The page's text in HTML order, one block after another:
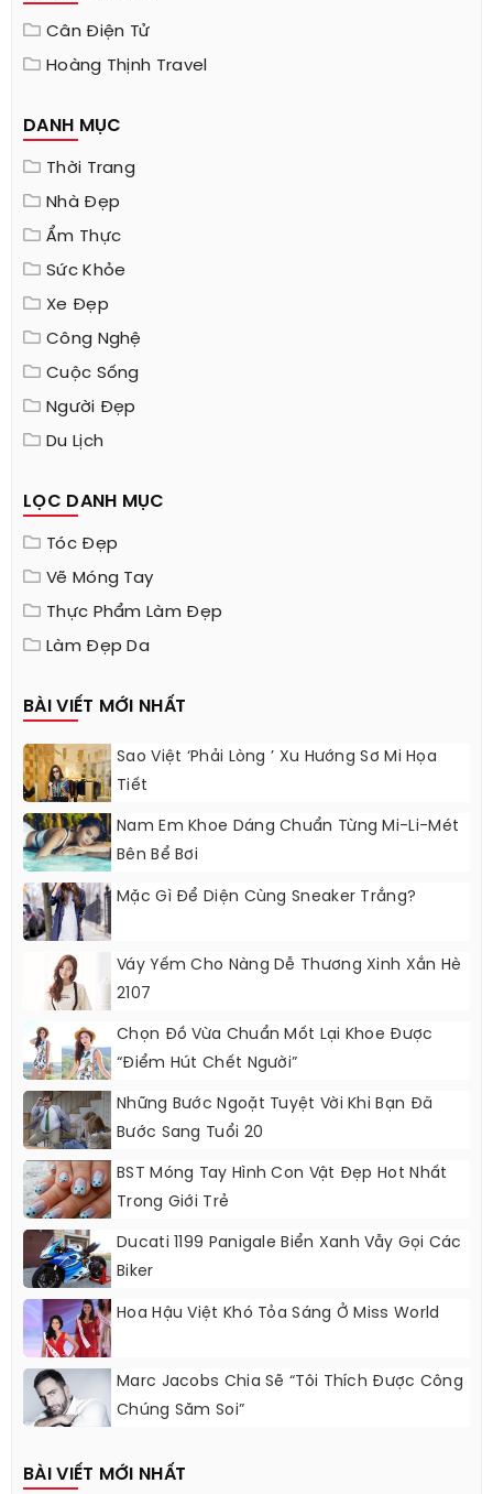
Cân Điện Tử
Hoàng Thịnh Travel
DANH MỤC
Thời Trang
Nhà Đẹp
Ẩm Thực
Sức Khỏe
Xe Đẹp
Công Nghệ
Cuộc Sống
Người Đẹp
Du Lịch
LỌC DANH MỤC
Tóc Đẹp
Vẽ Móng Tay
Thực Phẩm Làm Đẹp
Làm Đẹp Da
BÀI VIẾT MỚI NHẤT
Sao Việt ‘phải Lòng ’ Xu Hướng Sơ Mi Họa
Tiết
Nam Em Khoe Dáng Chuẩn Từng Mi-Li-Mét
Bên Bể Bơi
Mặc Gì Để Diện Cùng Sneaker Trắng?
Váy Yếm Cho Nàng Dễ Thương Xinh Xắn Hè
2107
Chọn Đồ Vừa Chuẩn Mốt Lại Khoe Được
“điểm Hút Chết Người”
Những Bước Ngoặt Tuyệt Vời Khi Bạn Đã
Bước Sang Tuổi 20
BST Móng Tay Hình Con Vật Đẹp Hot Nhất
Trong Giới Trẻ
Ducati 1199 Panigale Biển Xanh Vẫy Gọi Các
Biker
Hoa Hậu Việt Khó Tỏa Sáng Ở Miss World
Marc Jacobs Chia Sẽ “Tôi Thích Được Công
Chúng Săm Soi”
BÀI VIẾT MỚI NHẤT